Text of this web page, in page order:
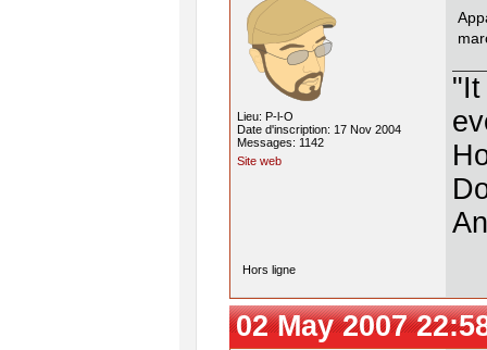
Lieu: P-l-O
Date d'inscription: 17 Nov 2004
Messages: 1142
Site web
"It
Hors ligne
02 May 2007